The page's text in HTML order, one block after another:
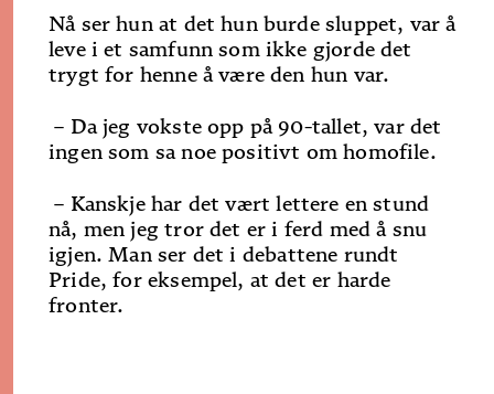
Nå ser hun at det hun burde sluppet, var å
leve i et samfunn som ikke gjorde det
trygt for henne å være den hun var.
– Da jeg vokste opp på 90-tallet, var det
ingen som sa noe positivt om homofile.
– Kanskje har det vært lettere en stund
nå, men jeg tror det er i ferd med å snu
igjen. Man ser det i debattene rundt
Pride, for eksempel, at det er harde
fronter.